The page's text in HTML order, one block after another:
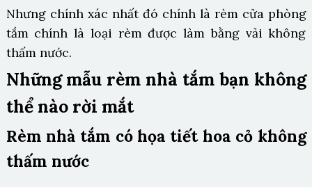
Nhưng chính xác nhất đó chính là rèm cửa phòng
tắm chính là loại rèm được làm bằng vải không
thấm nước.
Những mẫu rèm nhà tắm bạn không
thể nào rời mắt
Rèm nhà tắm có họa tiết hoa cỏ không
thấm nước